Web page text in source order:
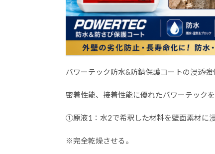
パワーテック防水&防錆保護コートの浸透強
密着性能、接着性能に優れたパワーテックを
①原液1：水2で希釈した材料を壁面素材
※完全乾燥させる。